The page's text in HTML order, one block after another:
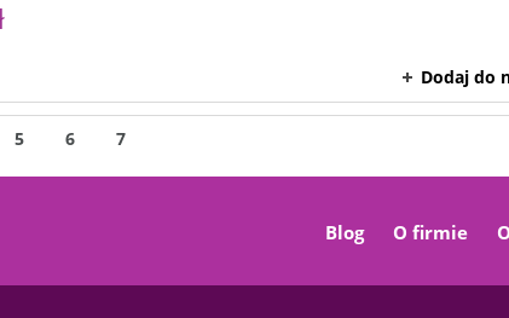
Dodaj do
5 6 7
Blog O firmie